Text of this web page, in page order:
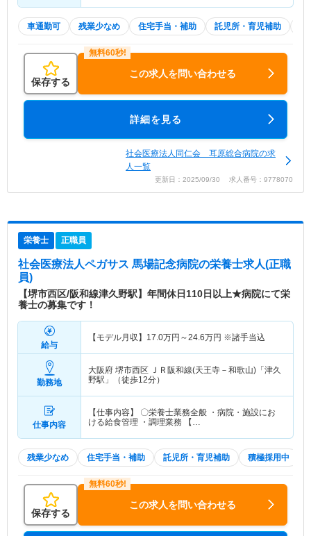
車通勤可 残業少なめ 住宅手当・補助 託児所・育児補助
保存する
この求人を問い合わせる
詳細を見る
社会医療法人同仁会 耳原総合病院の求
人一覧
更新日：2025/09/30 求人番号：9778070
栄養士 正職員
社会医療法人ペガサス 馬場記念病院の栄養士求人(正職
員)
【堺市西区/阪和線津久野駅】年間休日110日以上★病院にて栄
養士の募集です！
給与
【モデル月収】 17.0万円～24.6万円 ※諸手当込
勤務地
大阪府 堺市西区 ＪＲ阪和線(天王寺－和歌山)「津久
野駅」（徒歩12分）
仕事内容
【仕事内容】 〇栄養士業務全般 ・病院・施設にお
ける給食管理 ・調理業務 【…
残業少なめ 住宅手当・補助 託児所・育児補助 積極採用中
保存する
この求人を問い合わせる